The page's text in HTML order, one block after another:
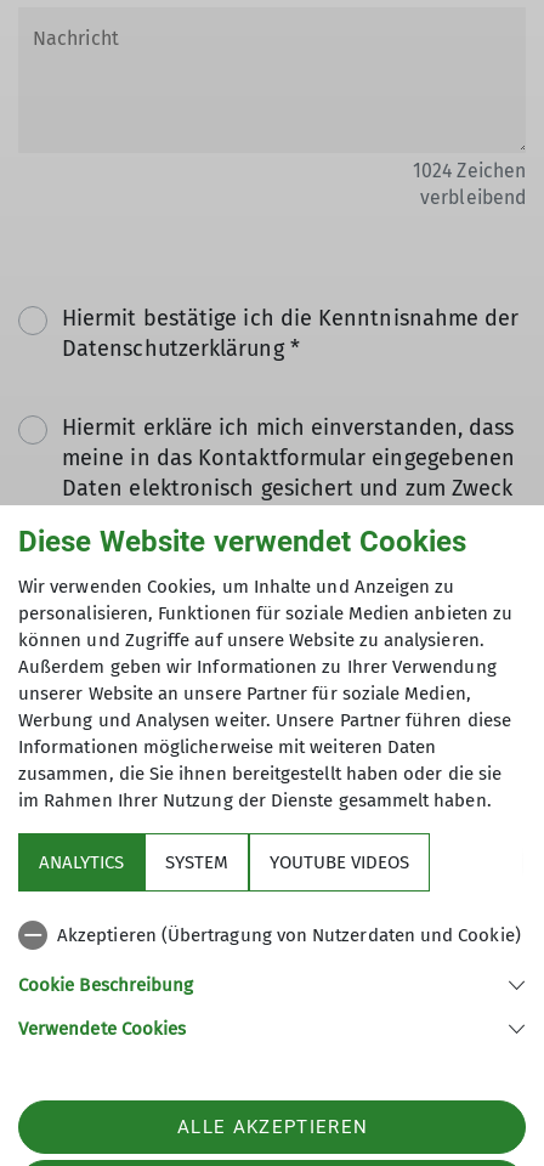
1024 Zeichen
verbleibend
Hiermit bestätige ich die Kenntnisnahme der
Datenschutzerklärung *
Hiermit erkläre ich mich einverstanden, dass
meine in das Kontaktformular eingegebenen
Daten elektronisch gesichert und zum Zweck
genutzt werden. Mir ist bekannt, dass ich
meine Einwilligung jederzeit wiederrufen
kann. *
Mit (*) markierte Felder
sind Pflichtfelder
Absenden
Sektion
Gruppen im Fokus
34131 Kassel
Telefon +49561104046
Diese Website verwendet Cookies
Wir verwenden Cookies, um Inhalte und Anzeigen zu
personalisieren, Funktionen für soziale Medien anbieten zu
können und Zugriffe auf unsere Website zu analysieren.
Außerdem geben wir Informationen zu Ihrer Verwendung
unserer Website an unsere Partner für soziale Medien,
Werbung und Analysen weiter. Unsere Partner führen diese
Informationen möglicherweise mit weiteren Daten
zusammen, die Sie ihnen bereitgestellt haben oder die sie
im Rahmen Ihrer Nutzung der Dienste gesammelt haben.
ANALYTICS SYSTEM YOUTUBE VIDEOS
Akzeptieren (Übertragung von Nutzerdaten und Cookie)
Cookie Beschreibung
Verwendete Cookies
ALLE AKZEPTIEREN